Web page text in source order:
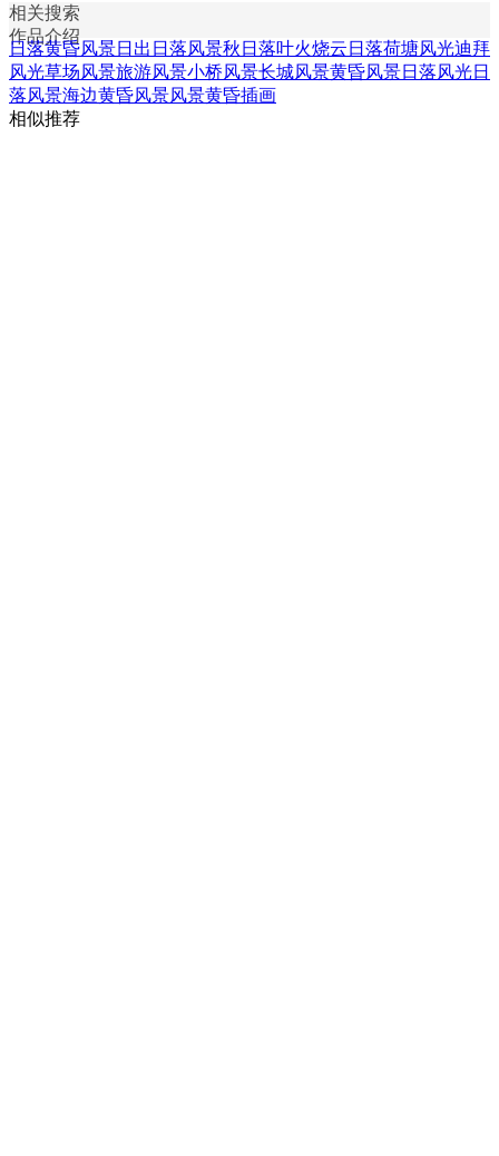
相关搜索
作品介绍
日落黄昏风景日出日落风景秋日落叶火烧云日落荷塘风光迪拜
风光草场风景旅游风景小桥风景长城风景黄昏风景日落风光日
落风景海边黄昏风景风景黄昏插画
相似推荐